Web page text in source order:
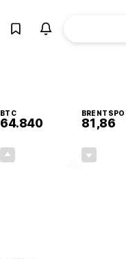
BTC
64.840 81,86